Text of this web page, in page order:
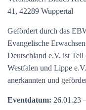
41, 42289 Wuppertal
Gefördert durch das
Evangelische
Deutschland e.V. ist
Westfalen und Lippe
anerkannten und
Eventdatum: 26.01.23